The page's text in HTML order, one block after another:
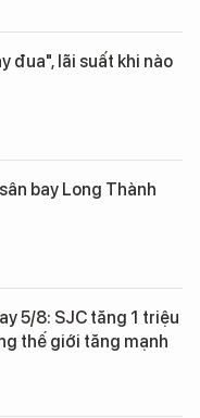
đua", lãi suất khi nào
bay Long Thành
5/8: SJC tăng 1 triệu
thế giới tăng mạnh